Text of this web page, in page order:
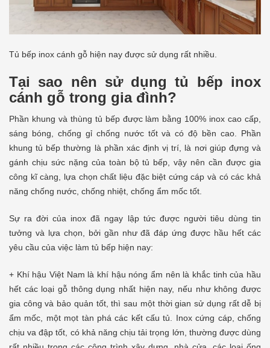
Tủ bếp inox cánh gỗ hiện nay được sử dụng rất nhiều.
Tại sao nên sử dụng tủ bếp inox
cánh gỗ trong gia đình?
Phần khung và thùng tủ bếp được làm bằng 100% inox cao cấp,
sáng bóng, chống gỉ chống nước tốt và có độ bền cao. Phần
khung tủ bếp thường là phần xác định vị trí, là nơi giúp đựng và
gánh chịu sức nặng của toàn bộ tủ bếp, vậy nên cần được gia
công kĩ càng, lựa chọn chất liệu đặc biệt cứng cáp và có các khả
năng chống nước, chống nhiệt, chống ẩm mốc tốt.
Sự ra đời của inox đã ngay lập tức được người tiêu dùng tin
tưởng và lựa chọn, bởi gần như đã đáp ứng được hầu hết các
yêu cầu của việc làm tủ bếp hiện nay:
+ Khí hậu Việt Nam là khí hậu nóng ẩm nên là khắc tinh của hầu
hết các loại gỗ thông dụng nhất hiện nay, nếu như không được
gia công và bảo quản tốt, thì sau một thời gian sử dụng rất dễ bị
ẩm mốc, một mọt tàn phá các kết cấu tủ. Inox cứng cáp, chống
chịu va đập tốt, có khả năng chịu tải trọng lớn, thường được dùng